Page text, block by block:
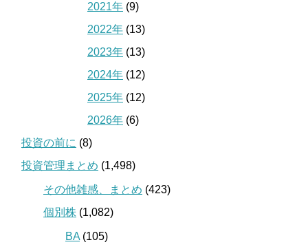
2021年 (9)
2022年 (13)
2023年 (13)
2024年 (12)
2025年 (12)
2026年 (6)
投資の前に (8)
投資管理まとめ (1,498)
その他雑感、まとめ (423)
個別株 (1,082)
BA (105)